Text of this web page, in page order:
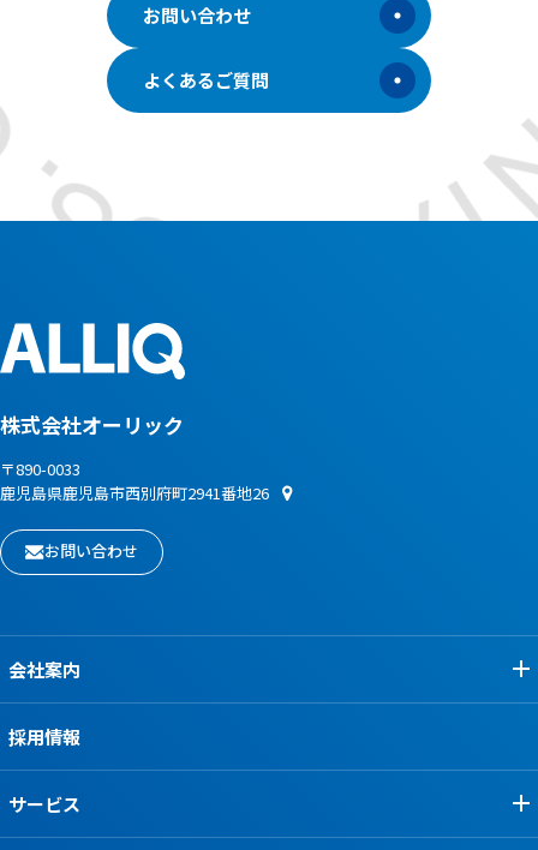
お問い合わせ
よくあるご質問
株式会社オーリック
〒890-0033
鹿児島県鹿児島市西別府町2941番地26
お問い合わせ
会社案内
採用情報
サービス